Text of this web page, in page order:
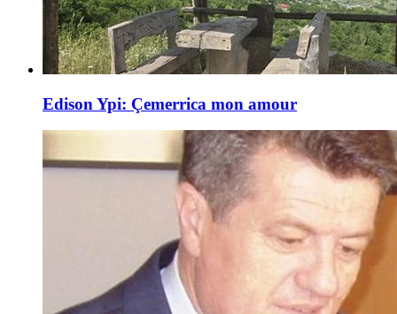
Edison Ypi: Çemerrica mon amour